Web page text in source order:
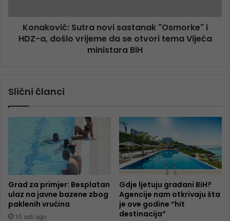
Konaković: Sutra novi sastanak "Osmorke" i
HDZ-a, došlo vrijeme da se otvori tema Vijeća
ministara BiH
Slični članci
Grad za primjer: Besplatan
ulaz na javne bazene zbog
paklenih vrućina
10 sati ago
Gdje ljetuju građani BiH?
Agencije nam otkrivaju šta
je ove godine “hit
destinacija”